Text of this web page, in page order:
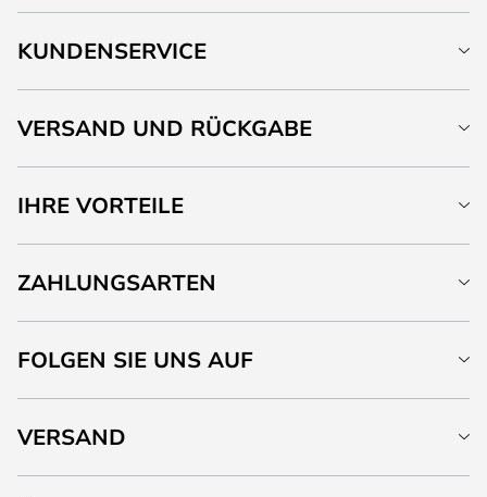
KUNDENSERVICE
VERSAND UND RÜCKGABE
IHRE VORTEILE
ZAHLUNGSARTEN
FOLGEN SIE UNS AUF
VERSAND